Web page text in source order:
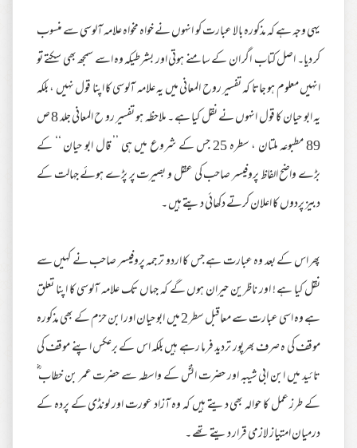
یہی وجہ ہے کہ مذکورہ بالا عبارت کو انہوں نے خواہ مخواہ علامہ آلوسی سے منسوب
کر دیا۔ اصل کتاب اگر ان کے سامنے ہوتی اور بشرطیکہ وہ اسے سمجھ بھی سکتے تو
انہیں معلوم ہو جاتا کہ تفسیر روح المعانی میں یہ علامہ آلوسی کا اپنا قول نہیں ، بلکہ
یہ ابو حیان کا قول انہوں نے نقل کیا ہے ۔ ملاحظہ ہو تفسیر رو ح المعانی جلد 8 ص
89 مطبوعہ ملتان ، سطرہ 25 جس کے شروع میں ہی ’’ قال ابو حیان ‘‘ کے
بڑے واضح الفاظ پروفیسر صاحب کی عقل و بصیرت پر پڑے ہوئے جہالت کے
دبیز پردوں کا اعلان کرتے دکھائی دیتے ہیں ۔
پھر اس کے بعد وہ عبارت ہے جس کا اردو ترجمہ پروفیسر صاحب نے کہیں سے
نقل کیا ہے ! اور ناظرین حیران ہوں گے کہ جہاں تک علامہ آلوسی کا اپنا تعلق
ہے وہ اسی عبارت سے معاقبل سطر 2 میں ابو حیان اور ابن حزم کے بھی مذکورہ
موقف کی ہ صرف بھرپور تردید فرما رہے ہیں بلکہ اس کے برعکس اپنے موقف کی
تائید میں ابن ابی شیبہ اور حضرت انسؓ کے واسطہ سے حضرت عمر بن خطاب ؓ
کے طرز عمل کا حوالہ بھی دیتے ہیں کہ وہ آزاد عورت اور لونڈی کے پردہ کے
درمیان امتیاز لازمی قرار دیتے تھے ۔